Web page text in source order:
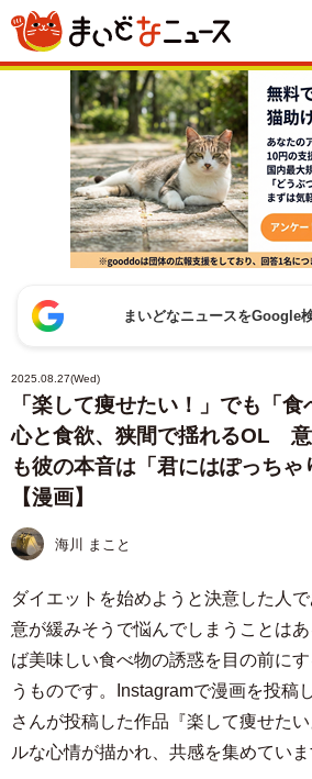
まいどなニュースをGoogle
2025.08.27(Wed)
「楽して痩せたい！」でも「
心と食欲、狭間で揺れるOL
も彼の本音は「君にはぽっちゃ
【漫画】
海川 まこと
ダイエットを始めようと決意した人
意が緩みそうで悩んでしまうことは
ば美味しい食べ物の誘惑を目の前に
うものです。Instagramで漫画を投稿
さんが投稿した作品『楽して痩せた
ルな心情が描かれ、共感を集めていま